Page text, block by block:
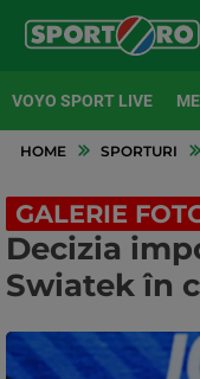
VOYO SPORT LIVE
HOME SPORTURI
GALERIE
Decizia
Swiatek în